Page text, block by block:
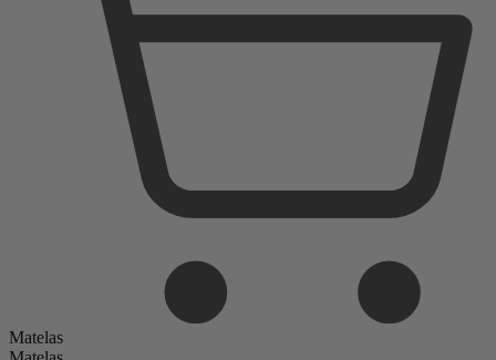
Matelas